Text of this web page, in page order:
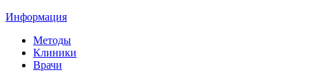
Информация
Методы
Клиники
Врачи